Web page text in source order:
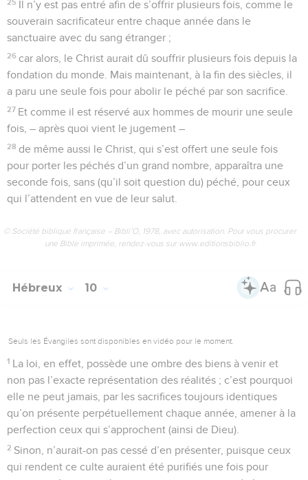
27 mais une attente terrifiante du jugement et l’ardeur du feu
prêt à dévorer les rebelles !
28 Si quelqu’un a violé la loi de Moïse, il est mis à mort sans
pitié, sur la déposition de deux ou trois témoins.
29 Combien pire, ne pensez-vous pas, sera le châtiment
mérité par celui qui aura foulé aux pieds le Fils de Dieu, tenu
pour profane le sang de l’alliance par lequel il avait été
sanctifié, et qui aura outragé l’Esprit de la grâce !
30 Car nous connaissons celui qui a dit : A moi la vengeance,
c’est moi qui rétribuerai. Et encore : Le Seigneur jugera son
peuple.
31 Il est terrible de tomber dans les mains du Dieu vivant !
Mais souvenez-vous de ces premiers jours où, après avoir
été éclairés, vous avez soutenu un grand et douloureux
d’une part exposés en spectacle par les opprobres et les
tribulations, d’autre part vous rendant solidaires de ceux qui
arrache vos biens, sachant que vous aviez des possessions
meilleures et permanentes.
35 N’abandonnez donc pas votre assurance qui comporte
une grande récompense !
avoir accompli la volonté de Dieu, vous obteniez ce qui vous
est promis.